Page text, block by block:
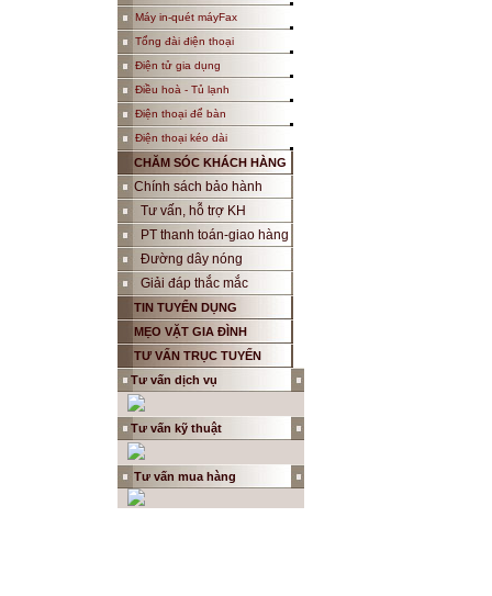
Máy in-quét máyFax
Tổng đài điện thoại
Điện tử gia dụng
Điều hoà - Tủ lạnh
Điện thoại để bàn
Điện thoại kéo dài
CHĂM SÓC KHÁCH HÀNG
Chính sách bảo hành
Tư vấn, hỗ trợ KH
PT thanh toán-giao hàng
Đường dây nóng
Giải đáp thắc mắc
TIN TUYỂN DỤNG
MẸO VẶT GIA ĐÌNH
TƯ VẤN TRỤC TUYẾN
Tư vấn dịch vụ
Tư vấn kỹ thuật
Tư vấn mua hàng